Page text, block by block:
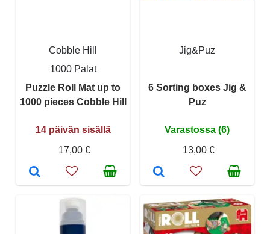
Cobble Hill
1000 Palat
Puzzle Roll Mat up to
1000 pieces Cobble Hill
14 päivän sisällä
17,00 €
Jig&Puz
6 Sorting boxes Jig &
Puz
Varastossa (6)
13,00 €